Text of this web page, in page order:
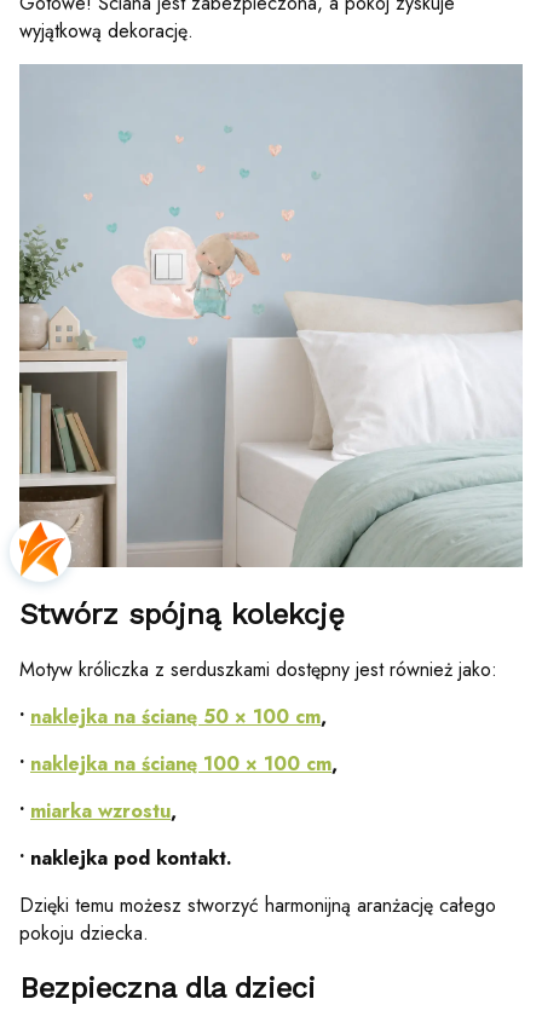
wyjątkową dekorację.
Stwórz spójną kolekcję
Motyw króliczka z serduszkami dostępny jest również jako:
• naklejka na ścianę 50 × 100 cm,
• naklejka na ścianę 100 × 100 cm,
• miarka wzrostu,
• naklejka pod kontakt.
Dzięki temu możesz stworzyć harmonijną aranżację całego
pokoju dziecka.
Bezpieczna dla dzieci